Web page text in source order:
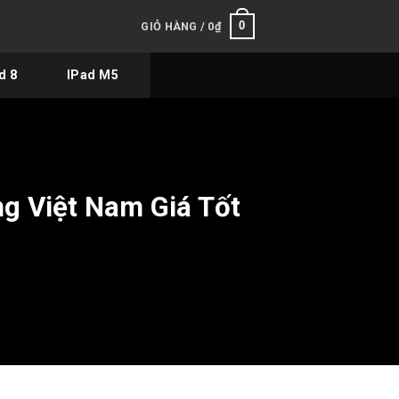
GIỎ HÀNG / 0₫ 0
8 IPad M5
Việt Nam Giá Tốt